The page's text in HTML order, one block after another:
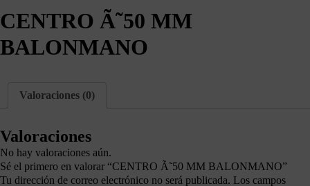
CENTRO Ã˜50 MM
BALONMANO
Valoraciones (0)
Valoraciones
No hay valoraciones aún.
Sé el primero en valorar “CENTRO Ã˜50 MM BALONMANO”
Tu dirección de correo electrónico no será publicada. Los campos